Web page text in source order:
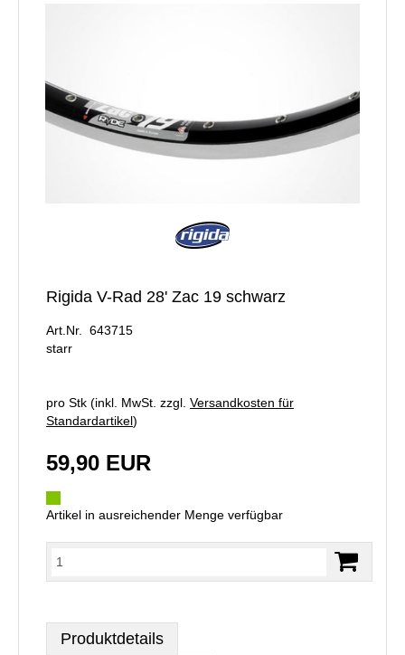
Rigida V-Rad 28' Zac 19 schwarz
Art.Nr. 643715
starr
pro Stk (inkl. MwSt. zzgl. Versandkosten für
Standardartikel)
59,90 EUR
Artikel in ausreichender Menge verfügbar
Produktdetails